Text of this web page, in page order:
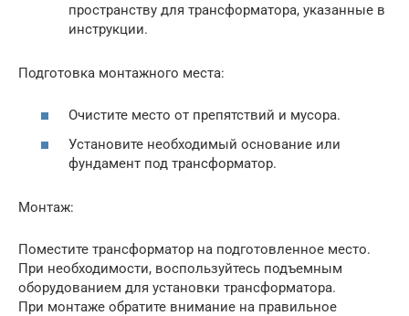
пространству для трансформатора, указанные в
инструкции.
Подготовка монтажного места:
Очистите место от препятствий и мусора.
Установите необходимый основание или
фундамент под трансформатор.
Монтаж:
Поместите трансформатор на подготовленное место.
При необходимости, воспользуйтесь подъемным
оборудованием для установки трансформатора.
При монтаже обратите внимание на правильное